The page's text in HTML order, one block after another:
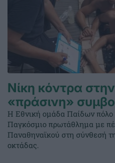
Νίκη κόντρα
«πράσινη»
Η Εθνική ομάδα Παίδων πόλο
Παγκόσμιο πρωτάθλημα με
Παναθηναϊκού στη σύνθεσή
οκτάδας.